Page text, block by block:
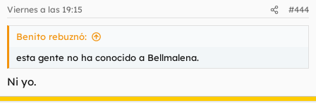
e
s
Viernes a las 19:15 #444
Benito rebuznó:
esta gente no ha conocido a Bellmalena.
Ni yo.